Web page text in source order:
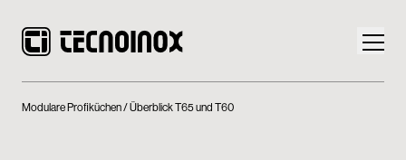
Modulare Profiküchen Überblick T65 und T60